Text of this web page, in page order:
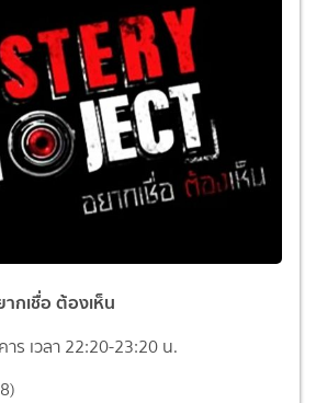
กเชื่อ ต้องเห็น
ร เวลา 22:20-23:20 น.